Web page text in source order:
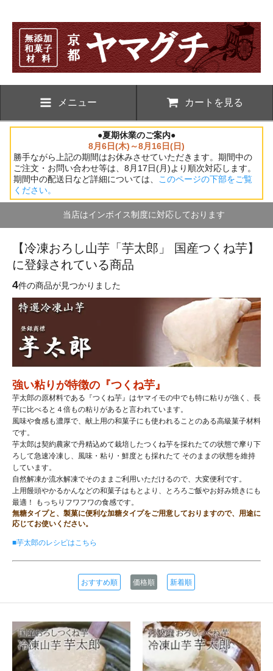
メニュー カートを見る
●夏期休業のご案内●
8月6日(木)～8月16日(日)
勝手ながら上記の期間はお休みさせていただきます。期間中の
ご注文・お問い合わせ等は、8月17日(月)より順次対応します。
期間中の配送日など詳細については、 このページの下部をご覧
ください。
当店はインボイス制度に対応しております
【冷凍おろし山芋「芋太郎」 国産つくね芋】
に登録されている商品
4件の商品が見つかりました
強い粘りが特徴の『つくね芋』
芋太郎の原材料である『つくね芋』はヤマイモの中でも特に粘りが強く、長
芋に比べると４倍もの粘りがあると言われています。
風味や食感も濃厚で、献上用の和菓子にも使われることのある高級菓子材料
です。
芋太郎は契約農家で丹精込めて栽培したつくね芋を採れたての状態で摩り下
ろして急速冷凍し、風味・粘り・鮮度とも採れたて そのままの状態を維持
しています。
自然解凍か流水解凍でそのままご利用いただけるので、大変便利です。
上用饅頭やかるかんなどの和菓子はもとより、とろろご飯やお好み焼きにも
最適！ もっちりフワフワの食感です。
無糖タイプと、製菓に便利な加糖タイプをご用意しておりますので、用途に
応じてお使いください。
■芋太郎のレシピはこちら
おすすめ順 価格順 新着順